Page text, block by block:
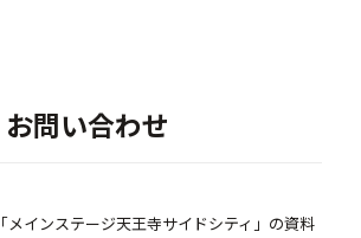
問い合わせ
メインステージ天王寺サイドシティ」の資料